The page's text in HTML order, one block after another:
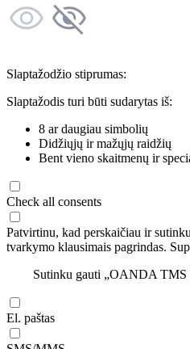
Slaptažodžio stiprumas:
Slaptažodis turi būti sudarytas iš:
8 ar daugiau simbolių
Didžiųjų ir mažųjų raidžių
Bent vieno skaitmenų ir
Check all consents
Patvirtinu, kad perskaičiau ir
tvarkymo klausimais pagrindas.
Sutinku gauti „OANDA TMS
El. paštas